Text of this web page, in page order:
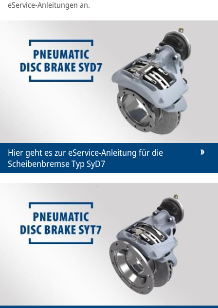
eService-Anleitungen an.
Hier geht es zur eService-Anleitung für die
Scheibenbremse Typ SyD7